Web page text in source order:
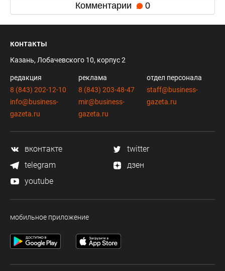
Комментарии 0
контакты
Казань, Лобачевского 10, корпус 2
редакция
8 (843) 202-12-10
info@business-
gazeta.ru
реклама
8 (843) 203-48-47
mir@business-
gazeta.ru
отдел персонала
staff@business-
gazeta.ru
вконтакте
twitter
telegram
дзен
youtube
мобильное приложение